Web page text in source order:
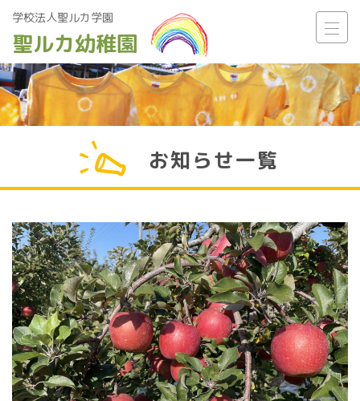
学校法人聖ルカ学園
聖ルカ幼稚園
Main Navigation
お知らせ一覧